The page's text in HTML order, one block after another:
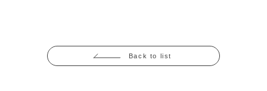
Back to list